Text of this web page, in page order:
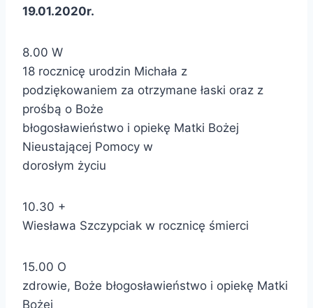
19.01.2020r.
8.00 W
18 rocznicę urodzin Michała z
podziękowaniem za otrzymane łaski oraz z
prośbą o Boże
błogosławieństwo i opiekę Matki Bożej
Nieustającej Pomocy w
dorosłym życiu
10.30 +
Wiesława Szczypciak w rocznicę śmierci
15.00 O
zdrowie, Boże błogosławieństwo i opiekę Matki
Bożej